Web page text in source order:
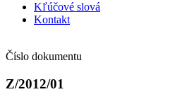
Kľúčové slová
Kontakt
Číslo dokumentu
Z/2012/01